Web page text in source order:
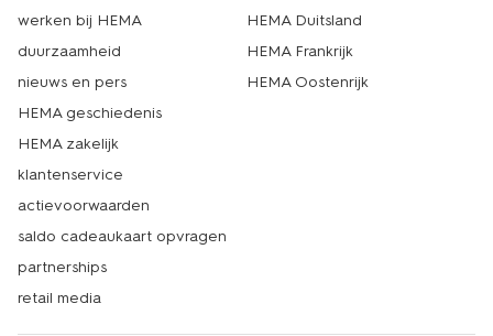
werken bij HEMA
duurzaamheid
nieuws en pers
HEMA geschiedenis
HEMA zakelijk
klantenservice
actievoorwaarden
saldo cadeaukaart opvragen
partnerships
retail media
HEMA Duitsland
HEMA Frankrijk
HEMA Oostenrijk